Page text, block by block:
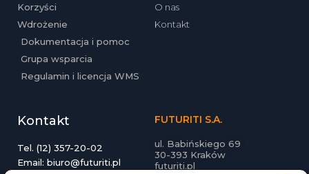
Korzyści
Wdrożenie
Dokumentacja i pomoc
Grupa wsparcia
Regulamin i licencja WMS
O nas
Kontakt
Kontakt
Tel. (12) 357-20-02
Email: biuro@futuriti.pl
FUTURITI S.A.
ul. Babińskiego 69
30-393 Kraków
futuriti.pl